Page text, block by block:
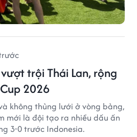
trội Thái Lan, rộng
2026
không thủng lưới ở vòng bảng,
mới là đội tạo ra nhiều dấu ấn
3-0 trước Indonesia.